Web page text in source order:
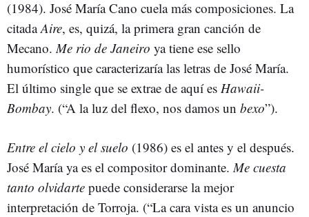
(1984). José María Cano cuela más composiciones. La
citadaAire, es, quizá, la primera gran canción de
Mecano. Me rio de Janeiro ya tiene ese sello
humorístico que caracterizaría las letras de José María.
El último single que se extrae de aquí es Hawaii-
Bombay. (“A la luz del flexo, nos damos un bexo”).
Entre el cielo y el suelo (1986) es el antes y el después.
José María ya es el compositor dominante. Me cuesta
tanto olvidarte puede considerarse la mejor
interpretación de Torroja. (“La cara vista es un anuncio